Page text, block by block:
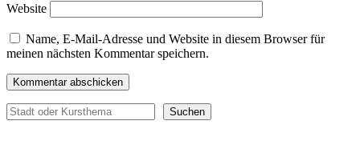
Website
Name, E-Mail-Adresse und Website in diesem Browser für
meinen nächsten Kommentar speichern.
Suchen Suchen